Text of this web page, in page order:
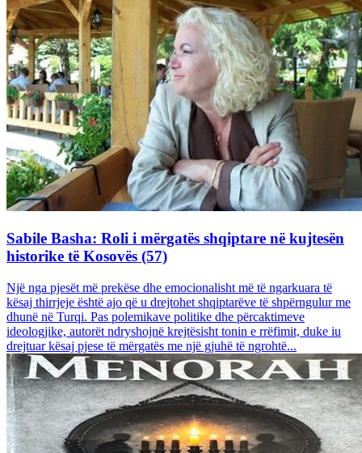
Sabile Basha: Roli i mërgatës shqiptare në kujtesën
historike të Kosovës (57)
Një nga pjesët më prekëse dhe emocionalisht më të ngarkuara të
kësaj thirrjeje është ajo që u drejtohet shqiptarëve të shpërngulur me
dhunë në Turqi. Pas polemikave politike dhe përcaktimeve
ideologjike, autorët ndryshojnë krejtësisht tonin e rrëfimit, duke iu
drejtuar kësaj pjese të mërgatës me një gjuhë të ngrohtë...